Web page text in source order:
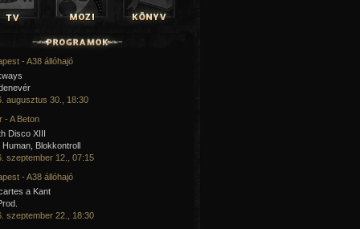
- A38 állóhajó
augusztus 30., 18:30
- A Beton
Disco XIII
Human, Blokkontroll
szeptember 12., 07:15
- A38 állóhajó
a Kant
szeptember 22., 18:30